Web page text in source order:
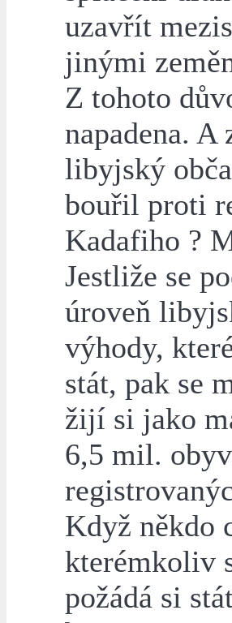
uzavřít
jinými
Z tohoto
napadena. A
libyjský
bouřil proti
Kadafiho ?
Jestliže se
úroveň
výhody,
stát, pak se
žijí si jako
6,5 mil.
Když někdo
kterémkoliv
požádá si